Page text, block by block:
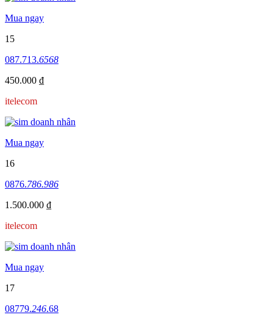
Mua ngay
15
087.713.6568
450.000 ₫
itelecom
Mua ngay
16
0876.786.986
1.500.000 ₫
itelecom
Mua ngay
17
08779.246.68